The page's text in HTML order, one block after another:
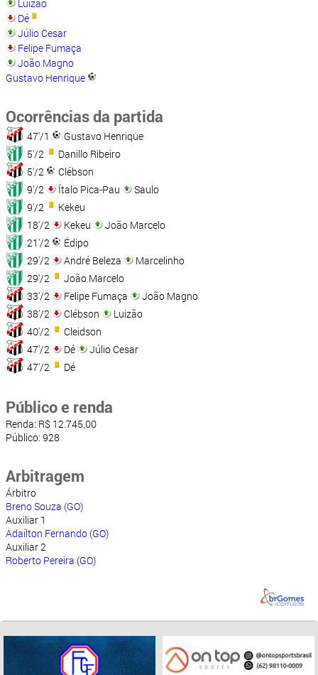
Luizão
Dé
Júlio Cesar
Felipe Fumaça
João Magno
Gustavo Henrique
Ocorrências da partida
47'/1
Gustavo Henrique
5'/2
Danillo Ribeiro
5'/2
Clébson
9'/2
Ítalo Pica-Pau
Saulo
9'/2
Kekeu
18'/2
Kekeu
João Marcelo
21'/2
Édipo
29'/2
André Beleza
Marcelinho
29'/2
João Marcelo
33'/2
Felipe Fumaça
João Magno
38'/2
Clébson
Luizão
40'/2
Cleidson
47'/2
Dé
Júlio Cesar
47'/2
Dé
Público e renda
Renda: R$ 12.745,00
Público: 928
Arbitragem
Árbitro
Breno Souza (GO)
Auxiliar 1
Adaílton Fernando (GO)
Auxiliar 2
Roberto Pereira (GO)